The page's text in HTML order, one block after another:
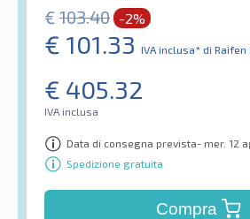
€ 103.40 -2%
€ 101.33 IVA inclusa* di Raifen
€ 405.32
IVA inclusa
Data di consegna prevista- mer. 12
Spedizione gratuita
Compra